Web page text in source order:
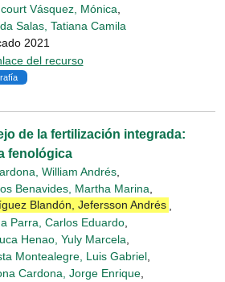
Vásquez, Mónica,
Salas, Tatiana Camila
2021
del recurso
de la fertilización integrada:
fenológica
William Andrés
Benavides, Martha Marina
Blandón, Jefersson Andrés
Parra, Carlos Eduardo
Henao, Yuly Marcela
Montealegre, Luis Gabriel
Cardona, Jorge Enrique